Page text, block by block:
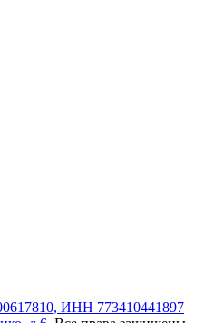
ИНН 773410441897